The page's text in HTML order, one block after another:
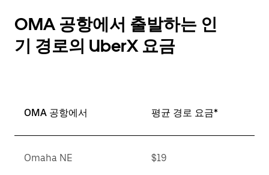
OMA 공항에서 출발하는 인
기 경로의 UberX 요금
OMA 공항에서 평균 경로 요금*
Omaha NE $19